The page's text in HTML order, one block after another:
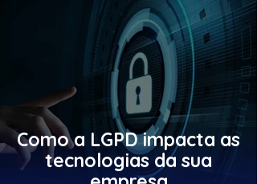
Como a LGPD impacta as
tecnologias da sua